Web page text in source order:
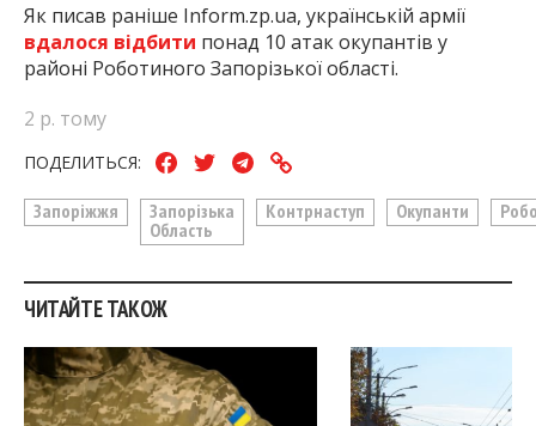
Як писав раніше Inform.zp.ua, українській армії
вдалося відбити понад 10 атак окупантів у
районі Роботиного Запорізької області.
2 р. тому
ПОДЕЛИТЬСЯ:
Запоріжжя
Запорізька
Область
Контрнаступ Окупанти
ЧИТАЙТЕ ТАКОЖ